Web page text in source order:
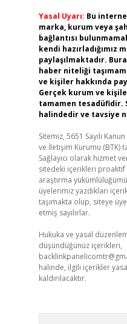
Yasal Uyarı: Bu
marka, kurum veya
bağlantısı
kendi hazırladığımız
paylaşılmaktadır.
haber niteliği
ve kişiler hakkında
Gerçek kurum ve
tamamen
halindedir ve tavsiye
Sitemiz, 5651 Sayılı
ve İletişim Kurumu (BTK)
Sağlayıcı olarak hizmet
sitedeki içerikleri
araştırma
üyelerimiz yazdıkları
taşımakta olup, siteye
etmiş sayılırlar.
Hukuka ve yasal
düşündüğünüz içerikleri,
halinde, ilgili içerikler
kaldırılacaktır.